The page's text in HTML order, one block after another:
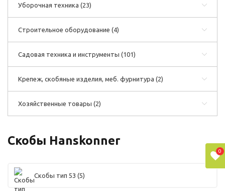
Уборочная техника (23)
Строительное оборудование (4)
Садовая техника и инструменты (101)
Крепеж, скобяные изделия, меб. фурнитура (2)
Хозяйственные товары (2)
Скобы Hanskonner
Скобы тип 53 (5)
0